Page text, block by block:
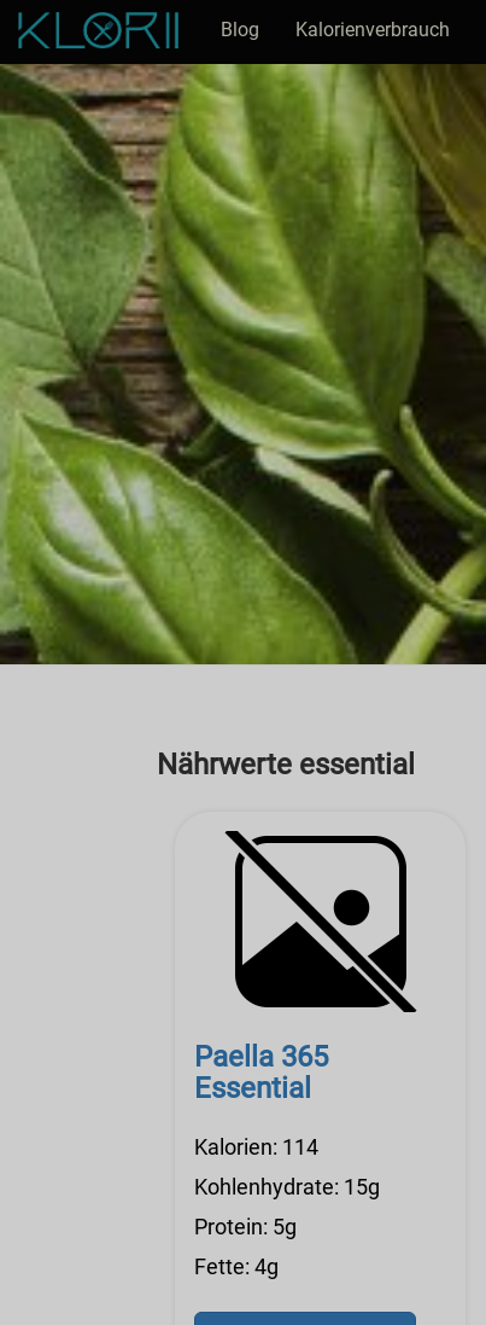
Blog Kalorienverbrauch
Nährwerte essential
Paella 365
Essential
Kalorien: 114
Kohlenhydrate: 15g
Protein: 5g
Fette: 4g